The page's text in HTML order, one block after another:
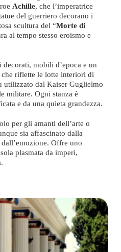
Achille, che l’imperatrice
del guerriero decorano i
scultura del “Morte di
al tempo stesso eroismo e
mobili d’epoca e un
riflette le lotte interiori di
utilizzato dal Kaiser Guglielmo
militare. Ogni stanza è
e da una quieta grandezza.
per gli amanti dell’arte o
sia affascinato dalla
Offre uno
plasmata da imperi,